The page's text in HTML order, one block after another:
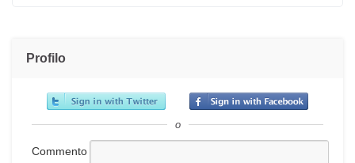
Profilo
o
Commento